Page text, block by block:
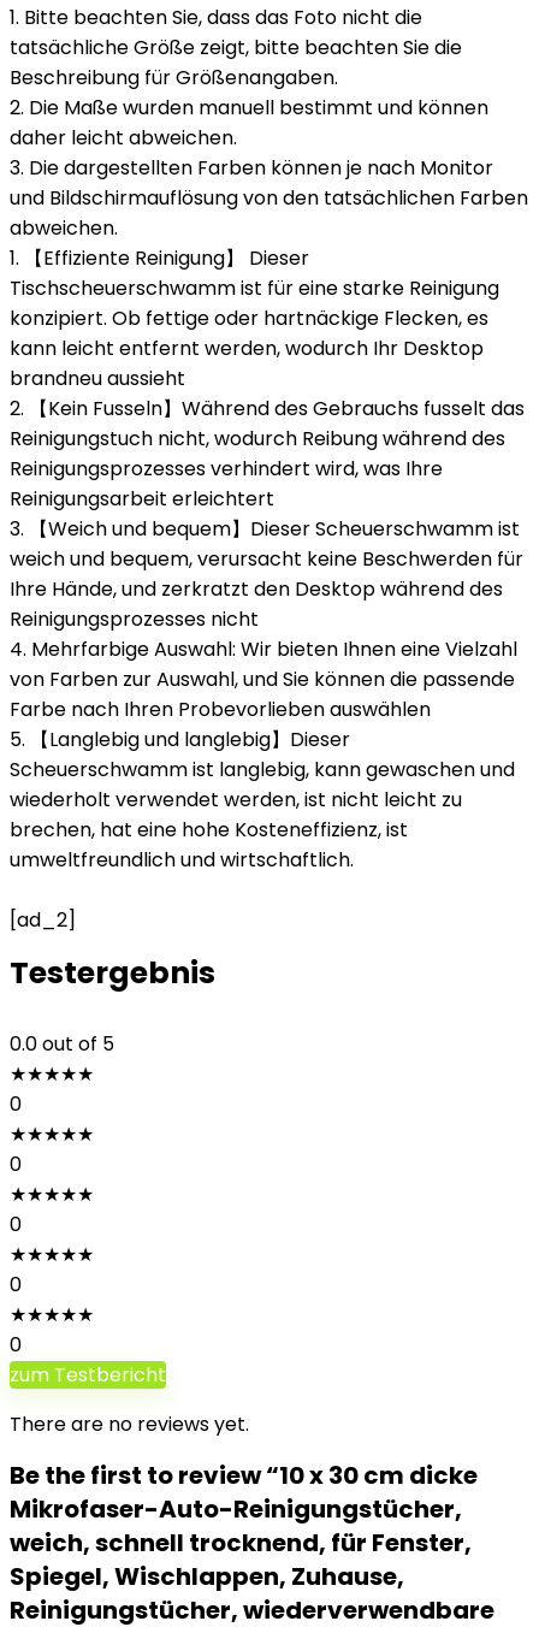
1. Bitte beachten Sie, dass das Foto nicht die
tatsächliche Größe zeigt, bitte beachten Sie die
Beschreibung für Größenangaben.
2. Die Maße wurden manuell bestimmt und können
daher leicht abweichen.
3. Die dargestellten Farben können je nach Monitor
und Bildschirmauflösung von den tatsächlichen Farben
abweichen.
1. 【Effiziente Reinigung】 Dieser
Tischscheuerschwamm ist für eine starke Reinigung
konzipiert. Ob fettige oder hartnäckige Flecken, es
kann leicht entfernt werden, wodurch Ihr Desktop
brandneu aussieht
2. 【Kein Fusseln】Während des Gebrauchs fusselt das
Reinigungstuch nicht, wodurch Reibung während des
Reinigungsprozesses verhindert wird, was Ihre
Reinigungsarbeit erleichtert
3. 【Weich und bequem】Dieser Scheuerschwamm ist
weich und bequem, verursacht keine Beschwerden für
Ihre Hände, und zerkratzt den Desktop während des
Reinigungsprozesses nicht
4. Mehrfarbige Auswahl: Wir bieten Ihnen eine Vielzahl
von Farben zur Auswahl, und Sie können die passende
Farbe nach Ihren Probevorlieben auswählen
5. 【Langlebig und langlebig】Dieser
Scheuerschwamm ist langlebig, kann gewaschen und
wiederholt verwendet werden, ist nicht leicht zu
brechen, hat eine hohe Kosteneffizienz, ist
umweltfreundlich und wirtschaftlich.
[ad_2]
Testergebnis
0.0out of 5
★★★★★
0
★★★★★
0
★★★★★
0
★★★★★
0
★★★★★
0
zum Testbericht
There are no reviews yet.
Be the first to review “10 x 30 cm dicke
Mikrofaser-Auto-Reinigungstücher,
weich, schnell trocknend, für Fenster,
Spiegel, Wischlappen, Zuhause,
Reinigungstücher, wiederverwendbare